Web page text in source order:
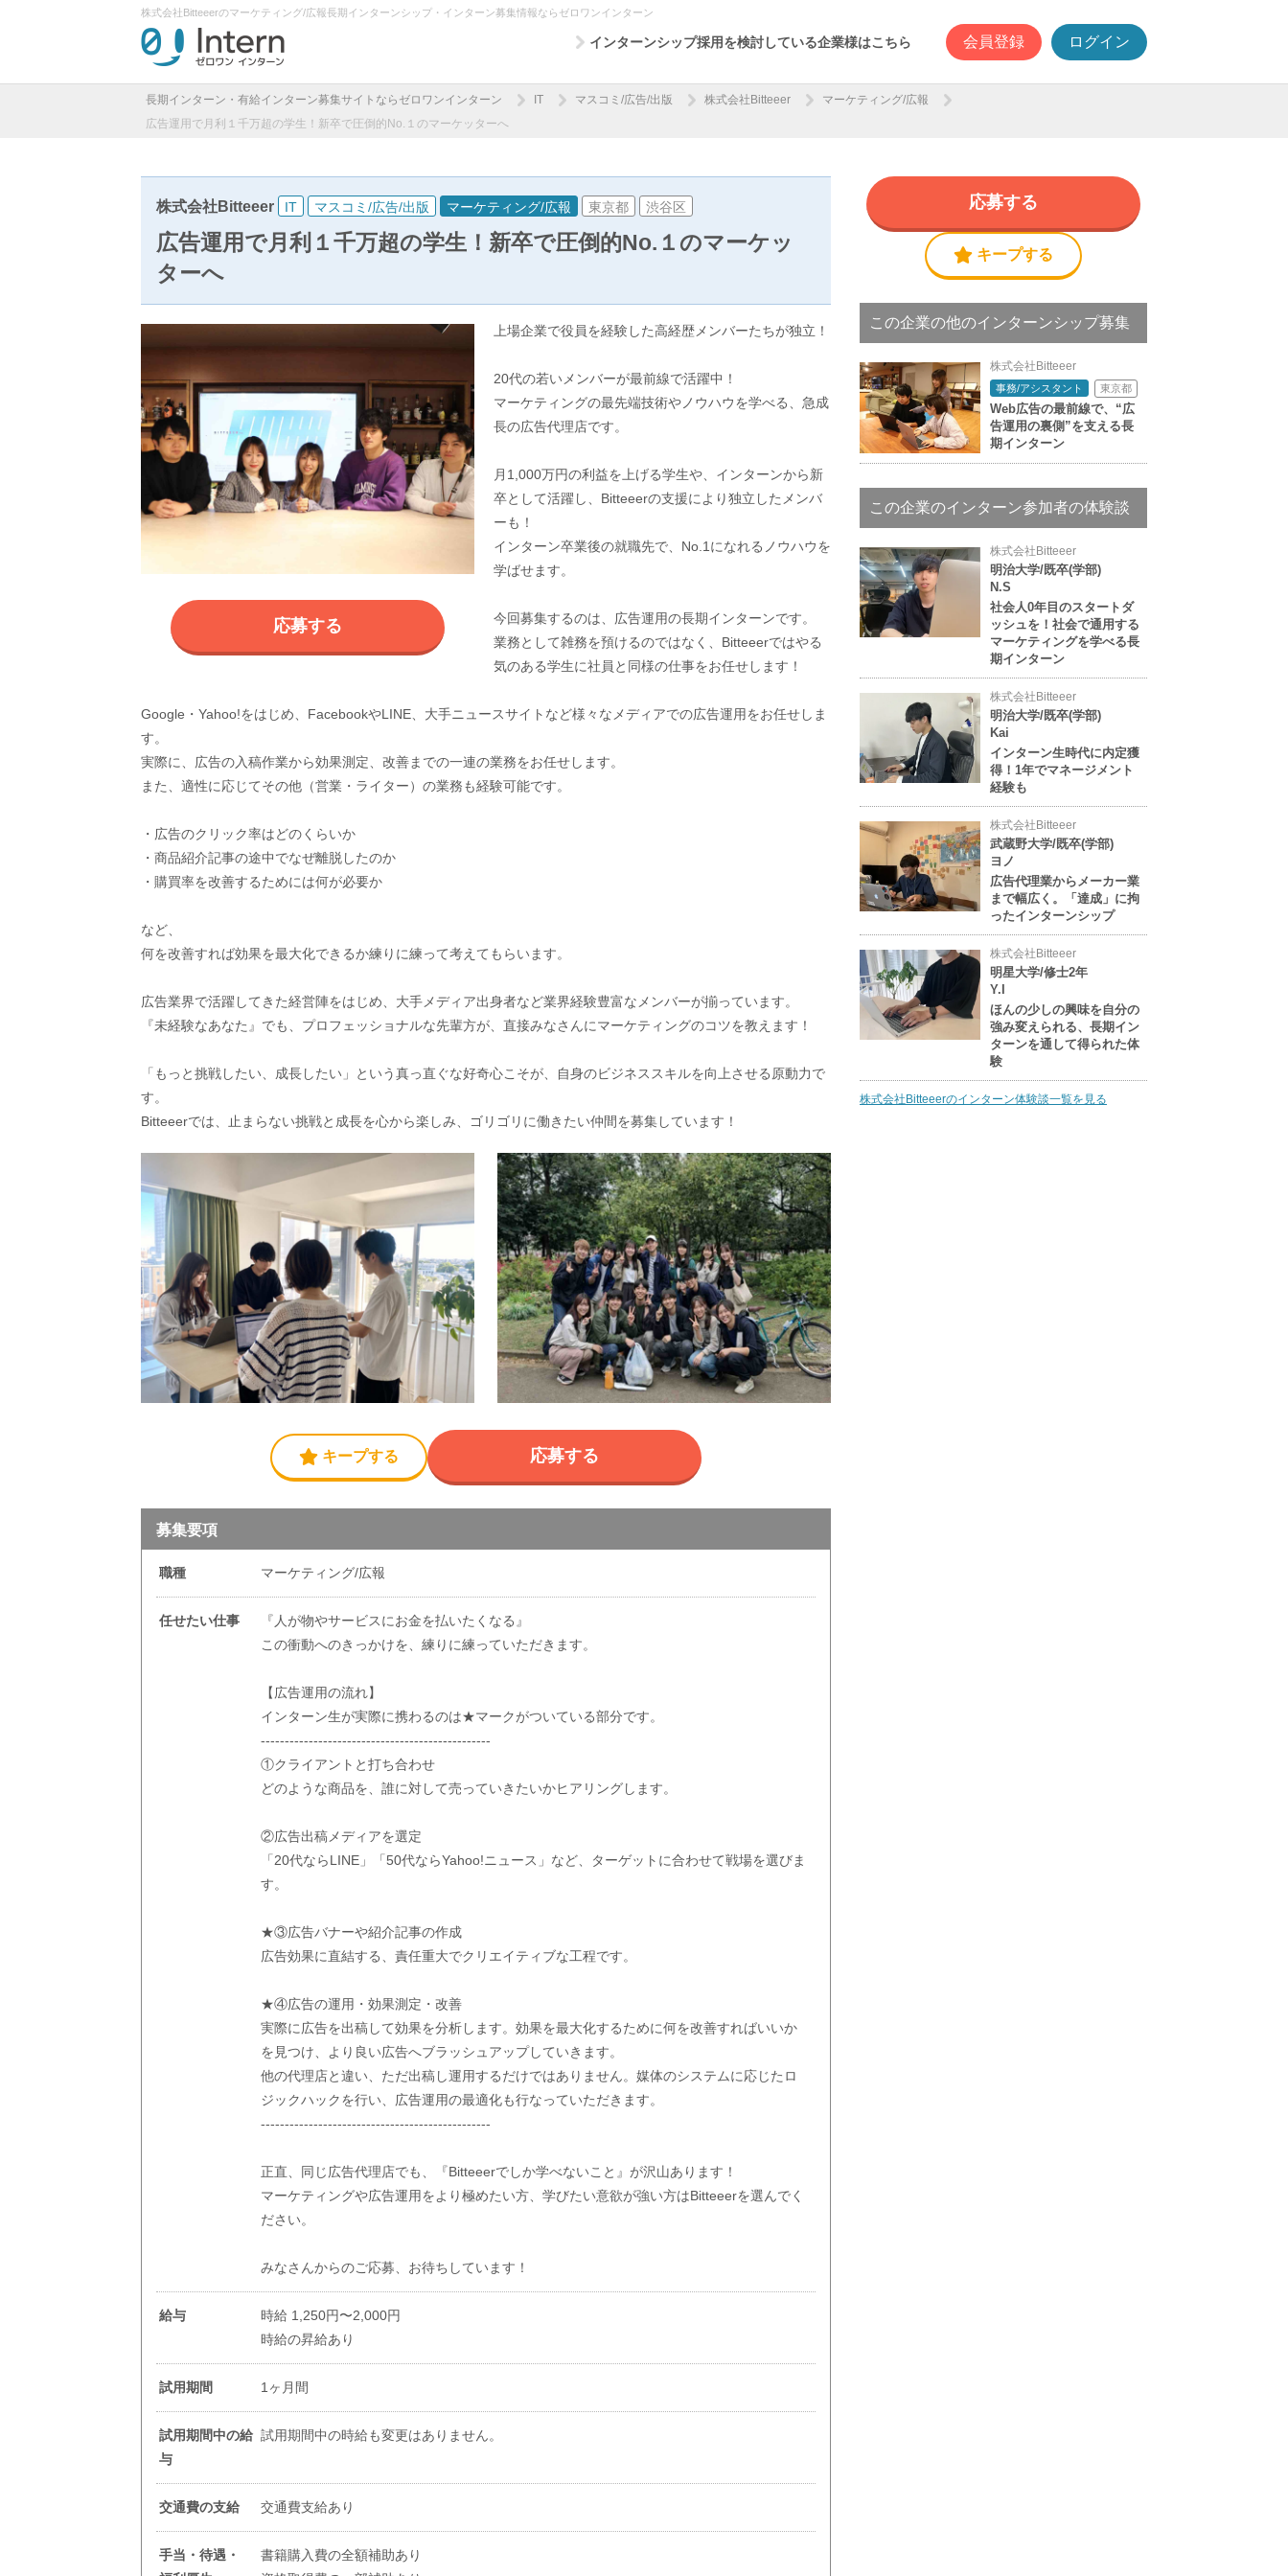
株式会社Bitteeerのマーケティング/広報長期インターンシップ・インターン募集情報ならゼロワンインターン
インターンシップ採用を検討している企業様はこちら 会員登録 ログイン
長期インターン・有給インターン募集サイトならゼロワンインターン IT マスコミ/広告/出版 株式会社Bitteeer
マーケティング/広報
広告運用で月利１千万超の学生！新卒で圧倒的No.１のマーケッターへ
株式会社Bitteeer IT マスコミ/広告/出版 マーケティング/広報 東京都 渋谷区
広告運用で月利１千万超の学生！新卒で圧倒的No.１のマーケッ
ターへ
応募する
上場企業で役員を経験した高経歴メンバーたちが独立！
20代の若いメンバーが最前線で活躍中！
マーケティングの最先端技術やノウハウを学べる、急成
長の広告代理店です。
月1,000万円の利益を上げる学生や、インターンから新
卒として活躍し、Bitteeerの支援により独立したメンバ
ーも！
インターン卒業後の就職先で、No.1になれるノウハウを
学ばせます。
今回募集するのは、広告運用の長期インターンです。
業務として雑務を預けるのではなく、Bitteeerではやる
気のある学生に社員と同様の仕事をお任せします！
Google・Yahoo!をはじめ、FacebookやLINE、大手ニュースサイトなど様々なメディアでの広告運用をお任せしま
す。
実際に、広告の入稿作業から効果測定、改善までの一連の業務をお任せします。
また、適性に応じてその他（営業・ライター）の業務も経験可能です。
・広告のクリック率はどのくらいか
・商品紹介記事の途中でなぜ離脱したのか
・購買率を改善するためには何が必要か
など、
何を改善すれば効果を最大化できるか練りに練って考えてもらいます。
広告業界で活躍してきた経営陣をはじめ、大手メディア出身者など業界経験豊富なメンバーが揃っています。
『未経験なあなた』でも、プロフェッショナルな先輩方が、直接みなさんにマーケティングのコツを教えます！
「もっと挑戦したい、成長したい」という真っ直ぐな好奇心こそが、自身のビジネススキルを向上させる原動力で
す。
Bitteeerでは、止まらない挑戦と成長を心から楽しみ、ゴリゴリに働きたい仲間を募集しています！
キープする 応募する
募集要項
職種 マーケティング/広報
任せたい仕事
『人が物やサービスにお金を払いたくなる』
この衝動へのきっかけを、練りに練っていただきます。
【広告運用の流れ】
インターン生が実際に携わるのは★マークがついている部分です。
------------------------------------------------
①クライアントと打ち合わせ
どのような商品を、誰に対して売っていきたいかヒアリングします。
②広告出稿メディアを選定
「20代ならLINE」「50代ならYahoo!ニュース」など、ターゲットに合わせて戦場を選びま
す。
★③広告バナーや紹介記事の作成
広告効果に直結する、責任重大でクリエイティブな工程です。
★④広告の運用・効果測定・改善
実際に広告を出稿して効果を分析します。効果を最大化するために何を改善すればいいか
を見つけ、より良い広告へブラッシュアップしていきます。
他の代理店と違い、ただ出稿し運用するだけではありません。媒体のシステムに応じたロ
ジックハックを行い、広告運用の最適化も行なっていただきます。
------------------------------------------------
正直、同じ広告代理店でも、『Bitteeerでしか学べないこと』が沢山あります！
マーケティングや広告運用をより極めたい方、学びたい意欲が強い方はBitteeerを選んでく
ださい。
みなさんからのご応募、お待ちしています！
給与
時給 1,250円〜2,000円
時給の昇給あり
試用期間 1ヶ月間
試用期間中の給
与
試用期間中の時給も変更はありません。
交通費の支給 交通費支給あり
手当・待遇・
書籍購入費の全額補助あり
キープする
応募する
この企業の他のインターンシップ募集
株式会社Bitteeer
事務/アシスタント 東京都
Web広告の最前線で、“広
告運用の裏側”を支える長
期インターン
この企業のインターン参加者の体験談
株式会社Bitteeer
明治大学/既卒(学部)
N.S
社会人0年目のスタートダ
ッシュを！社会で通用する
マーケティングを学べる長
期インターン
株式会社Bitteeer
明治大学/既卒(学部)
Kai
インターン生時代に内定獲
得！1年でマネージメント
経験も
株式会社Bitteeer
武蔵野大学/既卒(学部)
ヨノ
広告代理業からメーカー業
まで幅広く。「達成」に拘
ったインターンシップ
株式会社Bitteeer
明星大学/修士2年
Y.I
ほんの少しの興味を自分の
強み変えられる、長期イン
ターンを通して得られた体
験
株式会社Bitteeerのインターン体験談一覧を見る